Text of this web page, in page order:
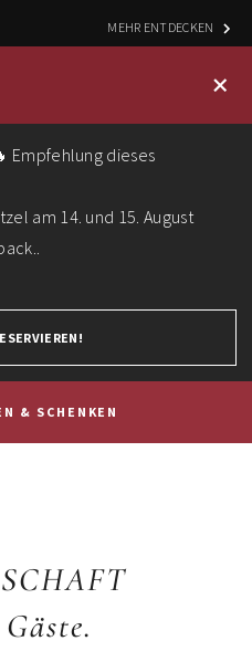
MEHR ENTDECKEN
Empfehlung dieses
am 14. und 15. August
+
& SCHENKEN